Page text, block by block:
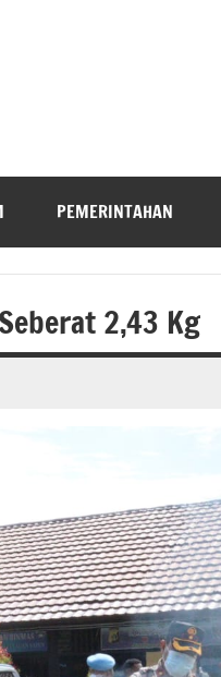
PEMERINTAHAN
2,43 Kg